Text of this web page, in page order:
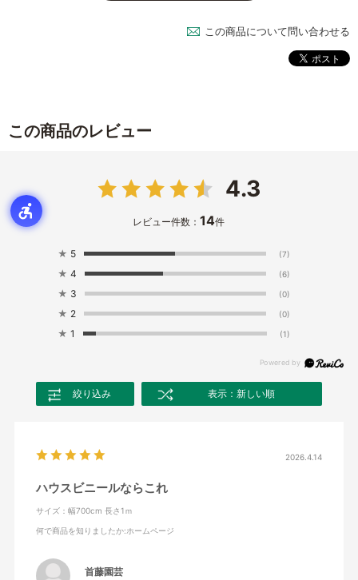
この商品について問い合わせる
この商品のレビュー
4.3
レビュー件数：14件
★ 5 (7)
★ 4 (6)
★ 3 (0)
★ 2 (0)
★ 1 (1)
絞り込み 表示：新しい順
2026.4.14
ハウスビニールならこれ
サイズ：幅700cm 長さ1ｍ
何で商品を知りましたか:ホームページ
首藤園芸